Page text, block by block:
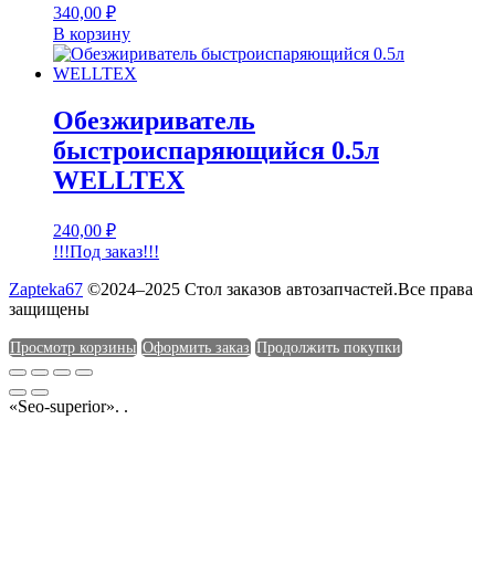
340,00 ₽
В корзину
Обезжириватель
быстроиспаряющийся 0.5л
WELLTEX
240,00 ₽
!!!Под заказ!!!
Zapteka67 ©2024–2025 Стол заказов автозапчастей.Все права
защищены
Просмотр корзины Оформить заказ Продолжить покупки
«Seo-superior». .